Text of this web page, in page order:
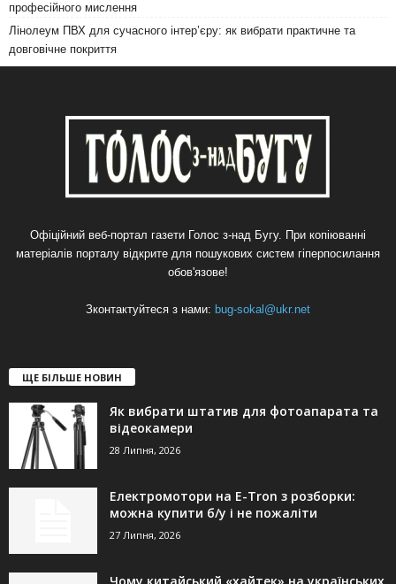
професійного мислення
Лінолеум ПВХ для сучасного інтер’єру: як вибрати практичне та
довговічне покриття
Офіційний веб-портал газети Голос з-над Бугу. При копіюванні
матеріалів порталу відкрите для пошукових систем гіперпосилання
обов'язове!
Зконтактуйтеся з нами: bug-sokal@ukr.net
ЩЕ БІЛЬШЕ НОВИН
Як вибрати штатив для фотоапарата та
відеокамери
28 Липня, 2026
Електромотори на E-Tron з розборки:
можна купити б/у і не пожаліти
27 Липня, 2026